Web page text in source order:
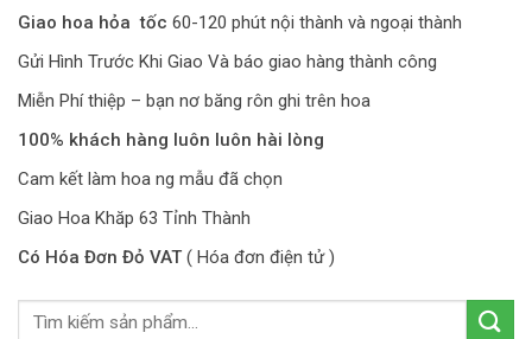
Giao hoa hỏa tốc 60-120 phút nội thành và ngoại thành
Gửi Hình Trước Khi Giao Và báo giao hàng thành công
Miễn Phí thiệp – bạn nơ băng rôn ghi trên hoa
100% khách hàng luôn luôn hài lòng
Cam kết làm hoa ng mẫu đã chọn
Giao Hoa Khăp 63 Tỉnh Thành
Có Hóa Đơn Đỏ VAT ( Hóa đơn điện tử )